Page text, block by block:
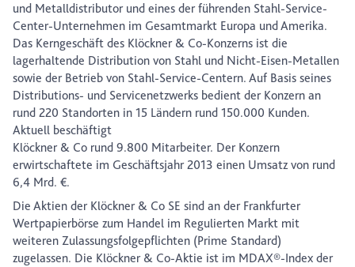
und Metalldistributor und eines der führenden Stahl-Service-
Center-Unternehmen im Gesamtmarkt Europa und Amerika.
Das Kerngeschäft des Klöckner & Co-Konzerns ist die
lagerhaltende Distribution von Stahl und Nicht-Eisen-Metallen
sowie der Betrieb von Stahl-Service-Centern. Auf Basis seines
Distributions- und Servicenetzwerks bedient der Konzern an
rund 220 Standorten in 15 Ländern rund 150.000 Kunden.
Aktuell beschäftigt
Klöckner & Co rund 9.800 Mitarbeiter. Der Konzern
erwirtschaftete im Geschäftsjahr 2013 einen Umsatz von rund
6,4 Mrd. €.
Die Aktien der Klöckner & Co SE sind an der Frankfurter
Wertpapierbörse zum Handel im Regulierten Markt mit
weiteren Zulassungsfolgepflichten (Prime Standard)
zugelassen. Die Klöckner & Co-Aktie ist im MDAX®-Index der